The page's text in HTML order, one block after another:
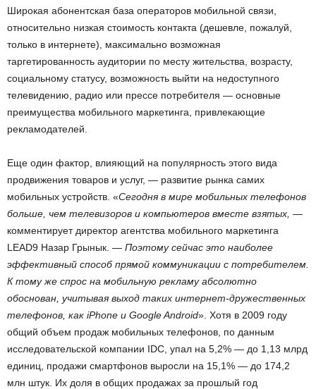
Широкая абонентская база операторов мобильной связи,
относительно низкая стоимость контакта (дешевле, пожалуй,
только в интернете), максимально возможная
таргетированность аудитории по месту жительства, возрасту,
социальному статусу, возможность выйти на недоступного
телевидению, радио или прессе потребителя — основные
преимущества мобильного маркетинга, привлекающие
рекламодателей.
Еще один фактор, влияющий на популярность этого вида
продвижения товаров и услуг, — развитие рынка самих
мобильных устройств. «Сегодня в мире мобильных телефонов
больше, чем телевизоров и компьютеров вместе взятых, —
комментирует директор агентства мобильного маркетинга
LEAD9 Назар Грынык. — Поэтому сейчас это наиболее
эффективный способ прямой коммуникации с потребителем.
К тому же спрос на мобильную рекламу абсолютно
обоснован, учитывая выход таких интернет-дружественных
телефонов, как iPhone и Google Android». Хотя в 2009 году
общий объем продаж мобильных телефонов, по данным
исследовательской компании IDC, упал на 5,2% — до 1,13 млрд
единиц, продажи смартфонов выросли на 15,1% — до 174,2
млн штук. Их доля в общих продажах за прошлый год